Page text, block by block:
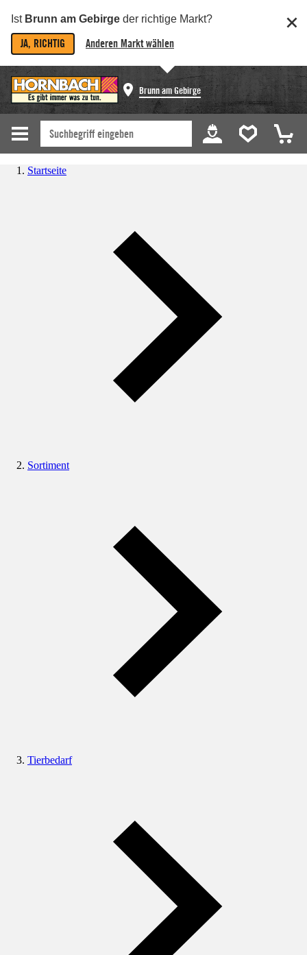
Ist Brunn am Gebirge der richtige Markt?
JA, RICHTIG Anderen Markt wählen
Brunn am Gebirge
Startseite
Sortiment
Tierbedarf